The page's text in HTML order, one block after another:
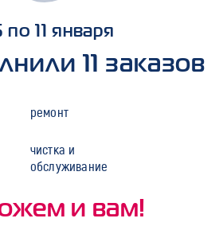
по 11 января
11 заказов
ремонт
чистка и
обслуживание
и вам!